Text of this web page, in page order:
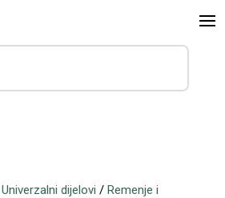
Univerzalni dijelovi / Remenje i